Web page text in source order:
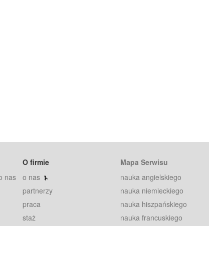
nas
O firmie
o nas
partnerzy
praca
staż
Mapa Serwisu
nauka angielskiego
nauka niemieckiego
nauka hiszpańskiego
nauka francuskiego